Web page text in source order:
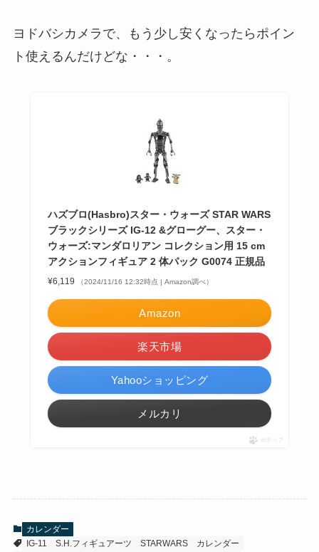
ヨドバシカメラで、もう少し安くなったらポイン
ト使えるんだけどな・・・。
ハズブロ(Hasbro)スター・ウォーズ STAR WARS
ブラックシリーズ IG-12 &グローグー、スター・
ウォーズ:マンダロリアン コレクション用 15 cm
アクションフィギュア 2 体パック G0074 正規品
¥6,119 （2024/11/16 12:32時点 | Amazon調べ）
Amazon
楽天市場
Yahooショッピング
メルカリ
ポチップ
カレンダー
IG-11
S.H.フィギュアーツ STARWARS
カレンダー